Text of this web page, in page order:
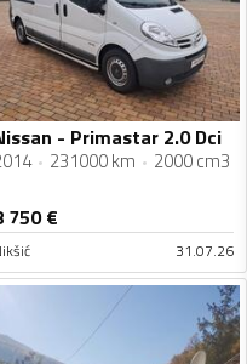
- Primastar 2.0 Dci
231000 km 2000 cm3
750€
31.07.26